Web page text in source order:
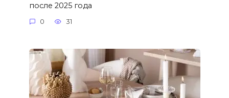
после 2025 года
0 31